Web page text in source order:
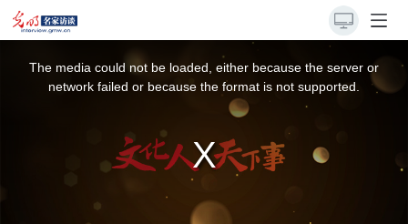
The media could not be loaded, either because the server or
network failed or because the format is not supported.